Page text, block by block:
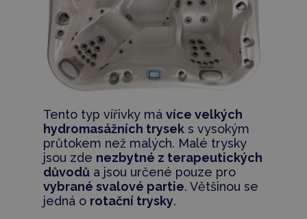
Tento typ vířivky má více velkých
hydromasážních tryseks vysokým
průtokem než malých. Malé trysky
jsou zde nezbytné z terapeutických
důvodůa jsou určené pouze pro
vybrané svalové partie. Většinou se
jedná o rotační trysky.